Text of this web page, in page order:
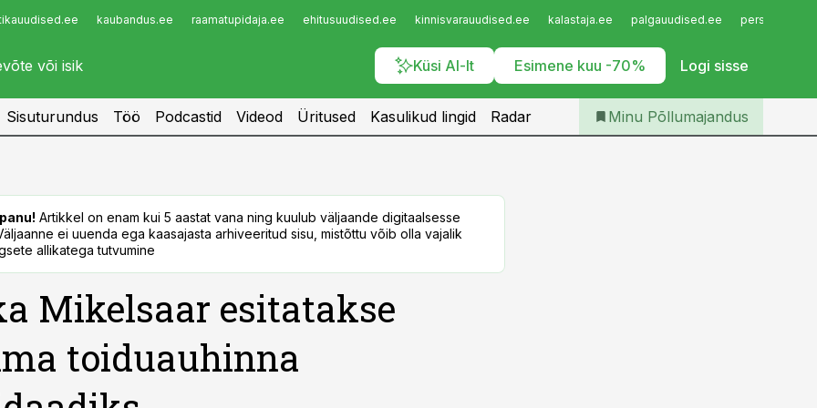
kaubandus.ee raamatupidaja.ee ehitusuudised.ee kinnisvarauudised.ee kalastaja.ee palgauudised.ee
Küsi AI-lt Esimene kuu -70% Logi sisse
Infopank
Iseteenindus
Telli Põllumajandus
Sisuturundus Töö Podcastid Videod Üritused Kasulikud lingid Radar Minu Põllumajandus
Artikkel on enam kui 5 aastat vana ning kuulub väljaande digitaalsesse
ei uuenda ega kaasajasta arhiveeritud sisu, mistõttu võib olla vajalik
allikatega tutvumine
Mikelsaar esitatakse
toiduauhinna